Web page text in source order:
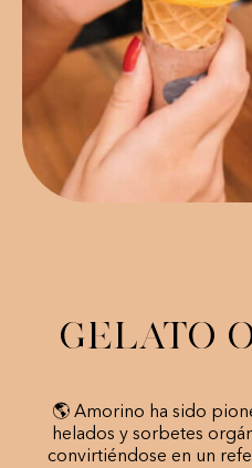
GELATO
🌎 Amorino ha sido
helados y sorbetes
convirtiéndose en un